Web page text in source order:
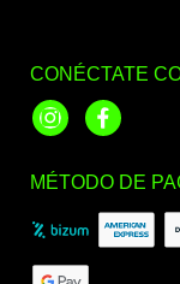
CONÉCTATE
InstagramFacebook
MÉTODO DE